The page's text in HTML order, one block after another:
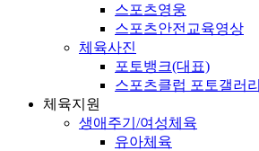
스포츠영웅
스포츠안전교육영상
체육사진
포토뱅크(대표)
스포츠클럽 포토갤러리
체육지원
생애주기/여성체육
유아체육